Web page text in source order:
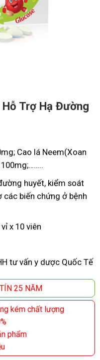
Trợ Hạ Đường
Cao lá Neem(Xoan
huyết, kiểm soát
biến chứng ở bệnh
x 10 viên
tư vấn y dược Quốc Tế
25 NĂM
kém chất lượng
phẩm